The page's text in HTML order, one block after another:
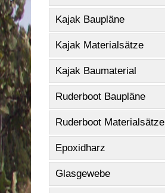
Kajak Baupläne
Kajak Materialsätze
Kajak Baumaterial
Ruderboot Baupläne
Ruderboot Materialsätze
Epoxidharz
Glasgewebe